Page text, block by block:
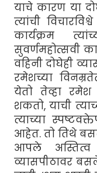
याचे कारण या
त्यांची
कार्यक्रम
सुवर्णमहोत्सवी
वहिनी दोघेही
रमेशच्या
येतो तेव्हा रमेश
शकतो, याची
त्याच्या
आहेत. तो तिथे
आपले अस्तित्व
व्यासपीठावर